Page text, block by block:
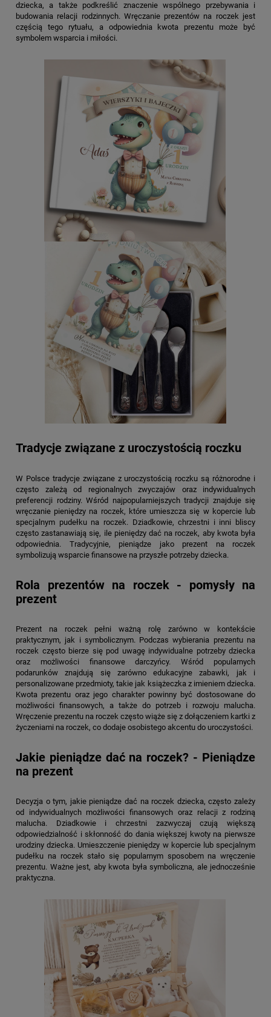
dziecka, a także podkreślić znaczenie wspólnego przebywania i
budowania relacji rodzinnych. Wręczanie prezentów na roczek jest
częścią tego rytuału, a odpowiednia kwota prezentu może być
symbolem wsparcia i miłości.
Tradycje związane z uroczystością roczku
W Polsce tradycje związane z uroczystością roczku są różnorodne i
często zależą od regionalnych zwyczajów oraz indywidualnych
preferencji rodziny. Wśród najpopularniejszych tradycji znajduje się
wręczanie pieniędzy na roczek, które umieszcza się w kopercie lub
specjalnym pudełku na roczek. Dziadkowie, chrzestni i inni bliscy
często zastanawiają się, ile pieniędzy dać na roczek, aby kwota była
odpowiednia. Tradycyjnie, pieniądze jako prezent na roczek
symbolizują wsparcie finansowe na przyszłe potrzeby dziecka.
Rola prezentów na roczek - pomysły na
prezent
Prezent na roczek pełni ważną rolę zarówno w kontekście
praktycznym, jak i symbolicznym. Podczas wybierania prezentu na
roczek często bierze się pod uwagę indywidualne potrzeby dziecka
oraz możliwości finansowe darczyńcy. Wśród popularnych
podarunków znajdują się zarówno edukacyjne zabawki, jak i
personalizowane przedmioty, takie jak książeczka z imieniem dziecka.
Kwota prezentu oraz jego charakter powinny być dostosowane do
możliwości finansowych, a także do potrzeb i rozwoju malucha.
Wręczenie prezentu na roczek często wiąże się z dołączeniem kartki z
życzeniami na roczek, co dodaje osobistego akcentu do uroczystości.
Jakie pieniądze dać na roczek? - Pieniądze
na prezent
Decyzja o tym, jakie pieniądze dać na roczek dziecka, często zależy
od indywidualnych możliwości finansowych oraz relacji z rodziną
malucha. Dziadkowie i chrzestni zazwyczaj czują większą
odpowiedzialność i skłonność do dania większej kwoty na pierwsze
urodziny dziecka. Umieszczenie pieniędzy w kopercie lub specjalnym
pudełku na roczek stało się popularnym sposobem na wręczenie
prezentu. Ważne jest, aby kwota była symboliczna, ale jednocześnie
praktyczna.